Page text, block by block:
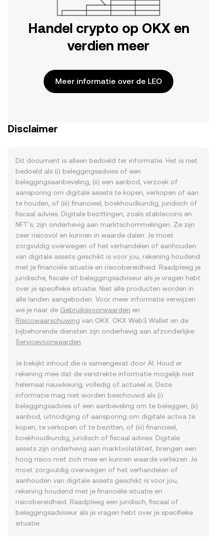
Handel crypto op OKX en
verdien meer
Meer informatie over de LEO
Disclaimer
Dit document is alleen bedoeld ter informatie. Het is niet
bedoeld als (i) beleggingsadvies of een
beleggingsaanbeveling, (ii) een aanbod, verzoek of
aansporing om digitale assets te kopen, verkopen of aan
te houden, of (iii) financieel, boekhoudkundig, juridisch of
fiscaal advies. Digitale bezittingen, zoals stablecoins en
NFT's, zijn onderhevig aan marktschommelingen. Ze zijn
zeer risicovol en kunnen in waarde dalen. Je moet
zorgvuldig overwegen of het verhandelen of aanhouden
van digitale assets geschikt is voor jou, rekening houdend
met je financiële situatie en risicobereidheid. Raadpleeg je
juridische, fiscale of beleggingsadviseur als je vragen hebt
over je specifieke situatie. Niet alle producten worden in
alle landen aangeboden. Voor meer informatie verwijzen
we je naar de Gebruiksvoorwaarden en
Risicowaarschuwing van OKX. OKX Web3 Wallet en de
bijbehorende diensten zijn onderhevig aan afzonderlijke
Servicevoorwaarden
Je bekijkt inhoud die is samengevat door AI. Houd er
rekening mee dat de verstrekte informatie mogelijk niet
helemaal nauwkeurig, volledig of actueel is. Deze
informatie mag niet worden beschouwd als (i)
beleggingsadvies of een aanbeveling om te beleggen, (ii)
aanbod, uitnodiging of aansporing om digitale activa te
kopen, te verkopen of te bezitten, of (iii) financieel,
boekhoudkundig, juridisch of fiscaal advies. Digitale
assets zijn onderhevig aan marktvolatiliteit, brengen een
hoog risico met zich mee en kunnen waarde verliezen. Je
moet zorgvuldig overwegen of het verhandelen of
aanhouden van digitale assets geschikt is voor jou,
rekening houdend met je financiële situatie en
risicobereidheid. Raadpleeg een juridisch, fiscaal of
beleggingsadviseur als je vragen hebt over je specifieke
situatie.